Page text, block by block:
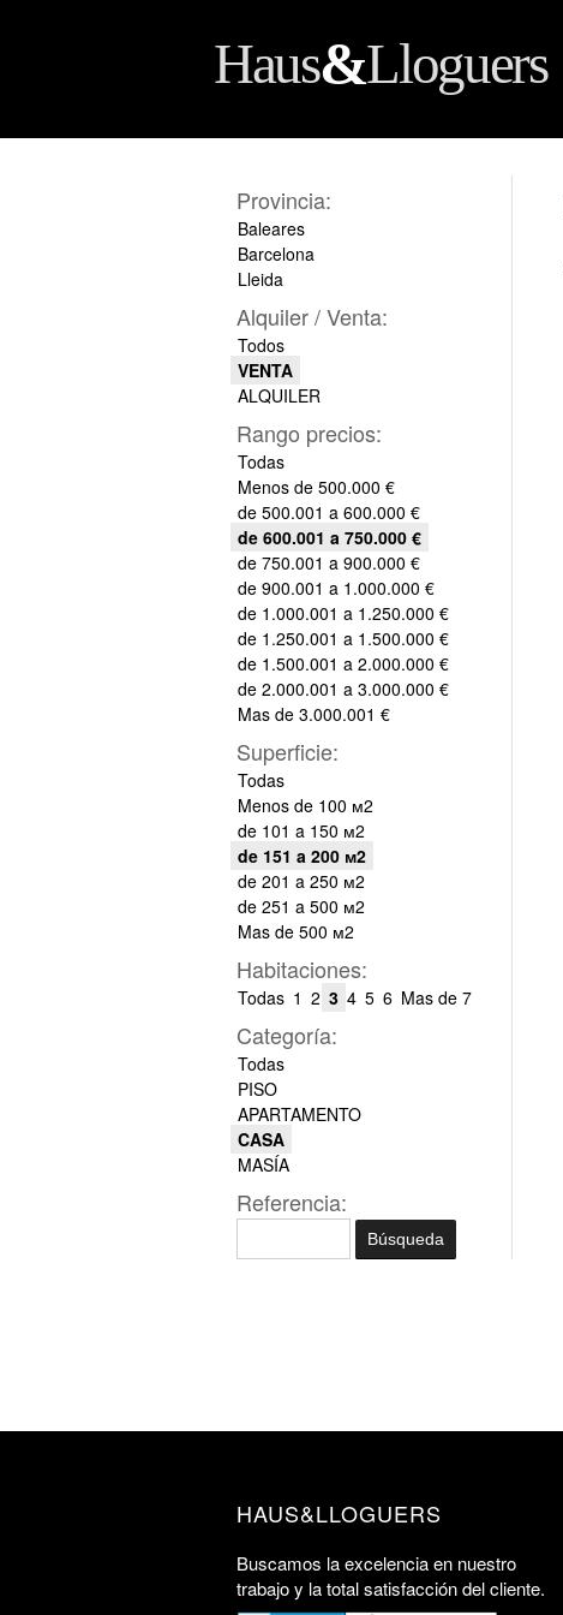
Haus&Lloguers
Provincia:
Baleares
Barcelona
Lleida
Alquiler / Venta:
Todos
VENTA
ALQUILER
Rango precios:
Todas
Menos de 500.000 €
de 500.001 a 600.000 €
de 600.001 a 750.000 €
de 750.001 a 900.000 €
de 900.001 a 1.000.000 €
de 1.000.001 a 1.250.000 €
de 1.250.001 a 1.500.000 €
de 1.500.001 a 2.000.000 €
de 2.000.001 a 3.000.000 €
Mas de 3.000.001 €
Superficie:
Todas
Menos de 100 м2
de 101 a 150 м2
de 151 a 200 м2
de 201 a 250 м2
de 251 a 500 м2
Mas de 500 м2
Habitaciones:
Todas 1 2 3 4 5 6 Mas de 7
Categoría:
Todas
PISO
APARTAMENTO
CASA
MASÍA
Referencia:
HAUS&LLOGUERS
Buscamos la excelencia en nuestro
trabajo y la total satisfacción del cliente.